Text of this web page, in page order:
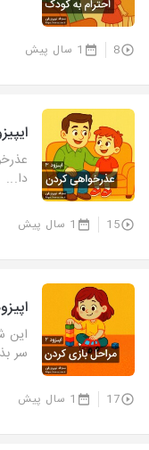
8 1 سال پیش
ایپیزود ۳ - تأثیر
دا...
15 1 سال پیش
اپیزود ۲ - شش مرحله‌ی
این
سر
17 1 سال پیش